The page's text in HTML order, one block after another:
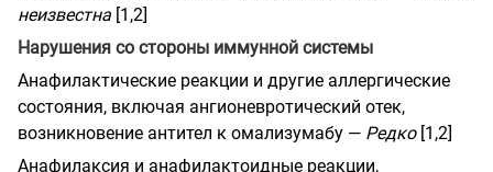
неизвестна [1,2]
Нарушения со стороны иммунной системы
Анафилактические реакции и другие аллергические
состояния, включая ангионевротический отек,
возникновение антител к омализумабу — Редко[1,2]
Анафилаксия и анафилактоидные реакции,